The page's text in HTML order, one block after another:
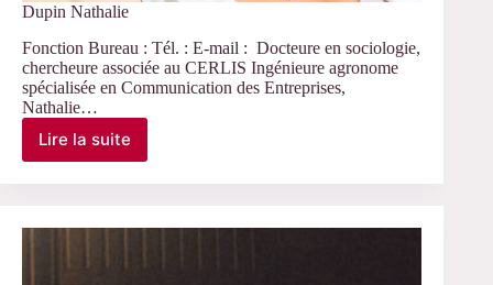
Dupin Nathalie
Fonction Bureau : Tél. : E-mail : Docteure en sociologie,
chercheure associée au CERLIS Ingénieure agronome
spécialisée en Communication des Entreprises,
Nathalie…
Lire la suite
Dupin